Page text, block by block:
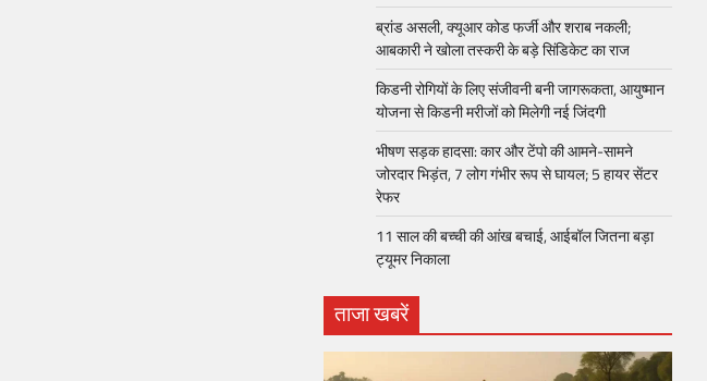
ब्रांड असली, क्यूआर कोड फर्जी और शराब नकली;
आबकारी ने खोला तस्करी के बड़े सिंडिकेट का राज
किडनी रोगियों के लिए संजीवनी बनी जागरूकता, आयुष्मान
योजना से किडनी मरीजों को मिलेगी नई जिंदगी
भीषण सड़क हादसा: कार और टेंपो की आमने-सामने
जोरदार भिड़ंत, 7 लोग गंभीर रूप से घायल; 5 हायर सेंटर
रेफर​
11 साल की बच्ची की आंख बचाई, आईबॉल जितना बड़ा
ट्यूमर निकाला
ताजा खबरें